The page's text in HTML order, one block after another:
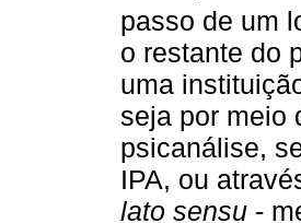
passo de um
o restante do
uma
seja por meio
psicanálise,
IPA, ou
lato sensu -